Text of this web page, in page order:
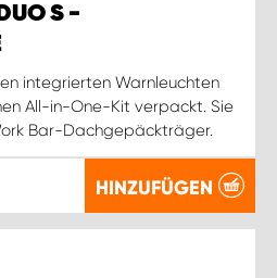
S -
integrierten Warnleuchten
All-in-One-Kit verpackt. Sie
Bar-Dachgepäckträger.
HINZUFÜGEN